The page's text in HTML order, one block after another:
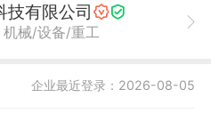
技有限公司
机械/设备/重工
企业最近登录：2026-08-05